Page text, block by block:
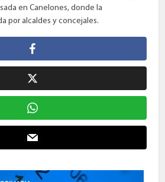
en Canelones, donde la
por alcaldes y concejales.